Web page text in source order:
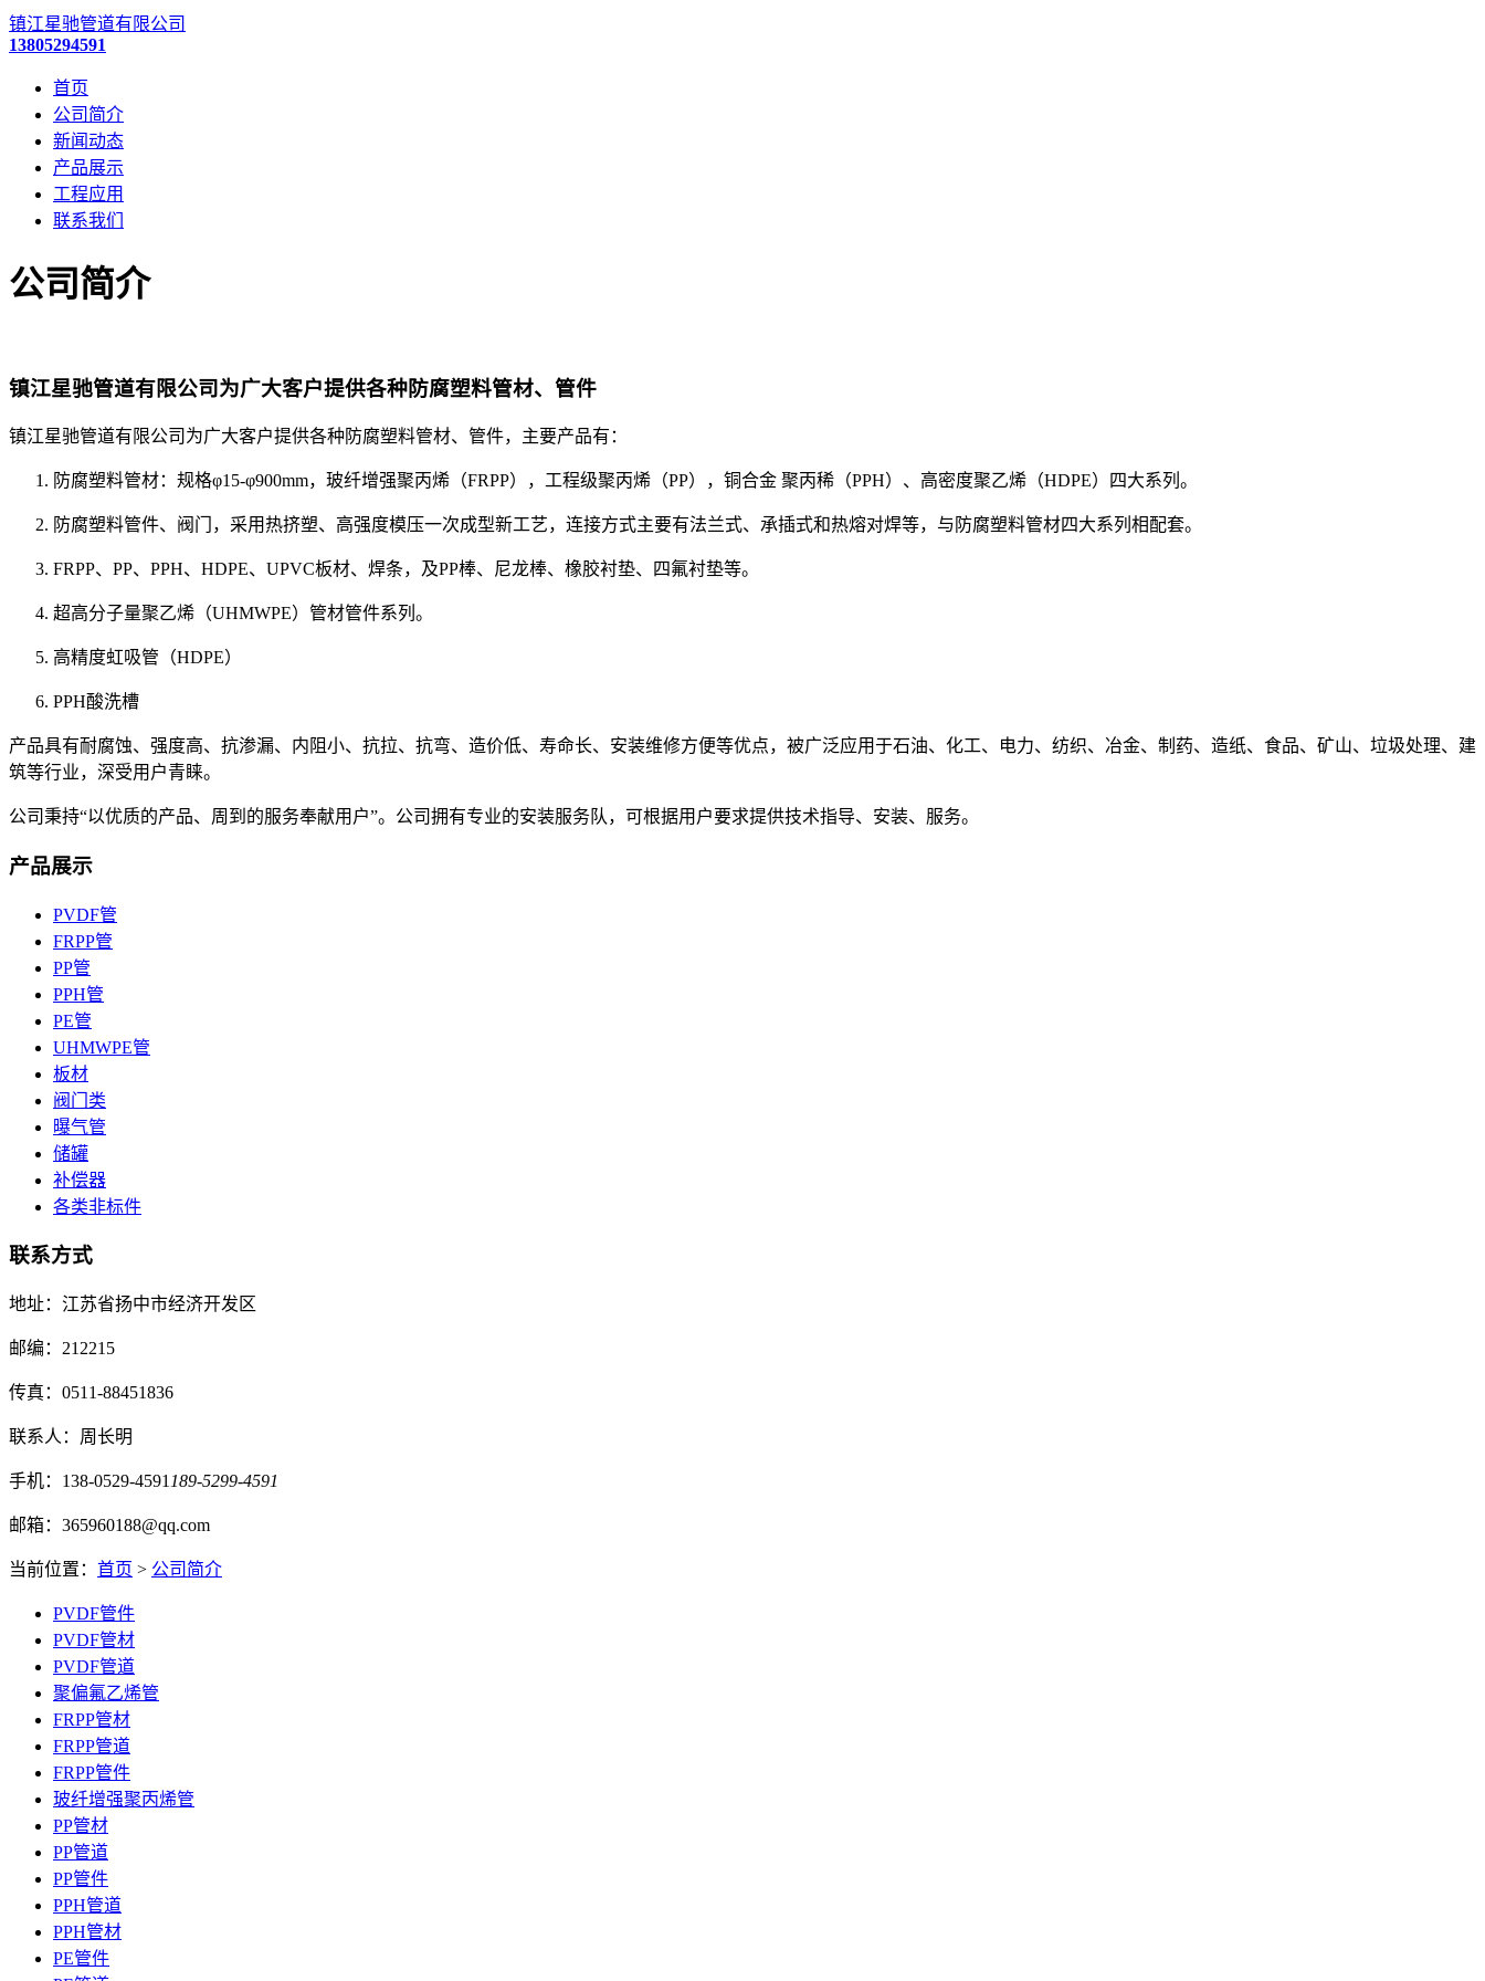
镇江星驰管道有限公司
13805294591
首页
公司简介
新闻动态
产品展示
工程应用
联系我们
公司简介
镇江星驰管道有限公司为广大客户提供各种防腐塑料管材、管件
镇江星驰管道有限公司为广大客户提供各种防腐塑料管材、管件，主要产品有：
防腐塑料管材：规格φ15-φ900mm，玻纤增强聚丙烯（FRPP），工程级聚丙烯（PP），铜合金 聚丙稀（PPH）、高密度聚乙烯（HDPE）四大系列。
防腐塑料管件、阀门，采用热挤塑、高强度模压一次成型新工艺，连接方式主要有法兰式、承插式和热熔对焊等，与防腐塑料管材四大系列相配套。
FRPP、PP、PPH、HDPE、UPVC板材、焊条，及PP棒、尼龙棒、橡胶衬垫、四氟衬垫等。
超高分子量聚乙烯（UHMWPE）管材管件系列。
高精度虹吸管（HDPE）
PPH酸洗槽
产品具有耐腐蚀、强度高、抗渗漏、内阻小、抗拉、抗弯、造价低、寿命长、安装维修方便等优点，被广泛应用于石油、化工、电力、纺织、冶金、制药、造纸、食品、矿山、垃圾处理、建
筑等行业，深受用户青睐。
公司秉持“以优质的产品、周到的服务奉献用户”。公司拥有专业的安装服务队，可根据用户要求提供技术指导、安装、服务。
产品展示
PVDF管
FRPP管
PP管
PPH管
PE管
UHMWPE管
板材
阀门类
曝气管
储罐
补偿器
各类非标件
联系方式
地址：江苏省扬中市经济开发区
邮编：212215
传真：0511-88451836
联系人：周长明
手机：138-0529-4591 189-5299-4591
邮箱：365960188@qq.com
当前位置： 首页 > 公司简介
PVDF管件
PVDF管材
PVDF管道
聚偏氟乙烯管
FRPP管材
FRPP管道
FRPP管件
玻纤增强聚丙烯管
PP管材
PP管道
PP管件
PPH管道
PPH管材
PE管件